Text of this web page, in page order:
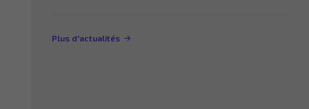
Plus d'actualités